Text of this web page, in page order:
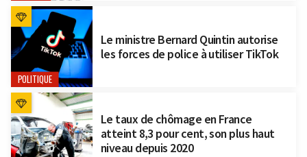
POLITIQUE
Le ministre Bernard Quintin autorise
les forces de police à utiliser TikTok
Le taux de chômage en France
atteint 8,3 pour cent, son plus haut
niveau depuis 2020